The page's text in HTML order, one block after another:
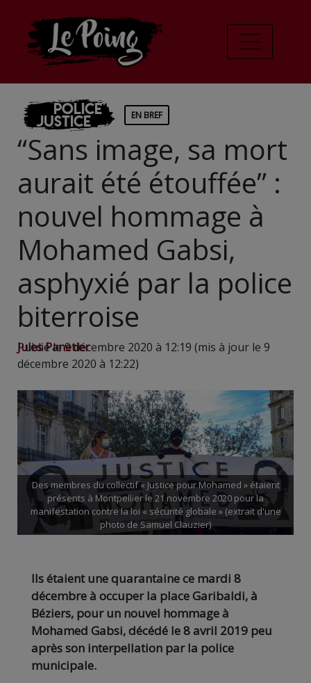
Police
Justice EN BREF
“Sans image, sa mort
aurait été étouffée” :
nouvel hommage à
Mohamed Gabsi,
asphyxié par la police
biterroise
Jules Panetier
Publié le 9 décembre 2020 à 12:19 (mis à jour le 9
décembre 2020 à 12:22)
Des membres du collectif « Justice pour Mohamed » étaient
présents à Montpellier le 21 novembre 2020 pour la
manifestation contre la loi « sécurité globale » (extrait d'une
photo de Samuel Clauzier)
Ils étaient une quarantaine ce mardi 8
décembre à occuper la place Garibaldi, à
Béziers, pour un nouvel hommage à
Mohamed Gabsi, décédé le 8 avril 2019 peu
après son interpellation par la police
municipale.